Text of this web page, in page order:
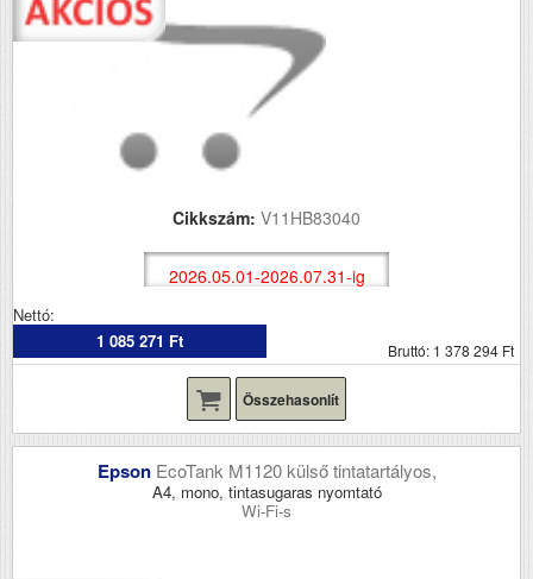
Cikkszám: V11HB83040
2026.05.01-2026.07.31-ig
Nettó:
1 085 271 Ft
Bruttó: 1 378 294 Ft
Összehasonlít
Epson EcoTank M1120 külső tintatartályos,
A4, mono, tintasugaras nyomtató
Wi-Fi-s